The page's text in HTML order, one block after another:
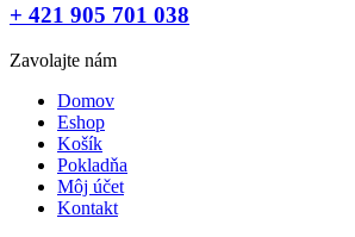
+ 421 905 701 038
Zavolajte nám
Domov
Eshop
Košík
Pokladňa
Môj účet
Kontakt